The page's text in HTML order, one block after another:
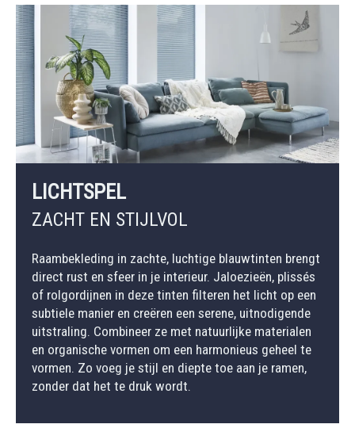
LICHTSPEL
ZACHT EN STIJLVOL
Raambekleding in zachte, luchtige blauwtinten brengt
direct rust en sfeer in je interieur. Jaloezieën, plissés
of rolgordijnen in deze tinten filteren het licht op een
subtiele manier en creëren een serene, uitnodigende
uitstraling. Combineer ze met natuurlijke materialen
en organische vormen om een harmonieus geheel te
vormen. Zo voeg je stijl en diepte toe aan je ramen,
zonder dat het te druk wordt.